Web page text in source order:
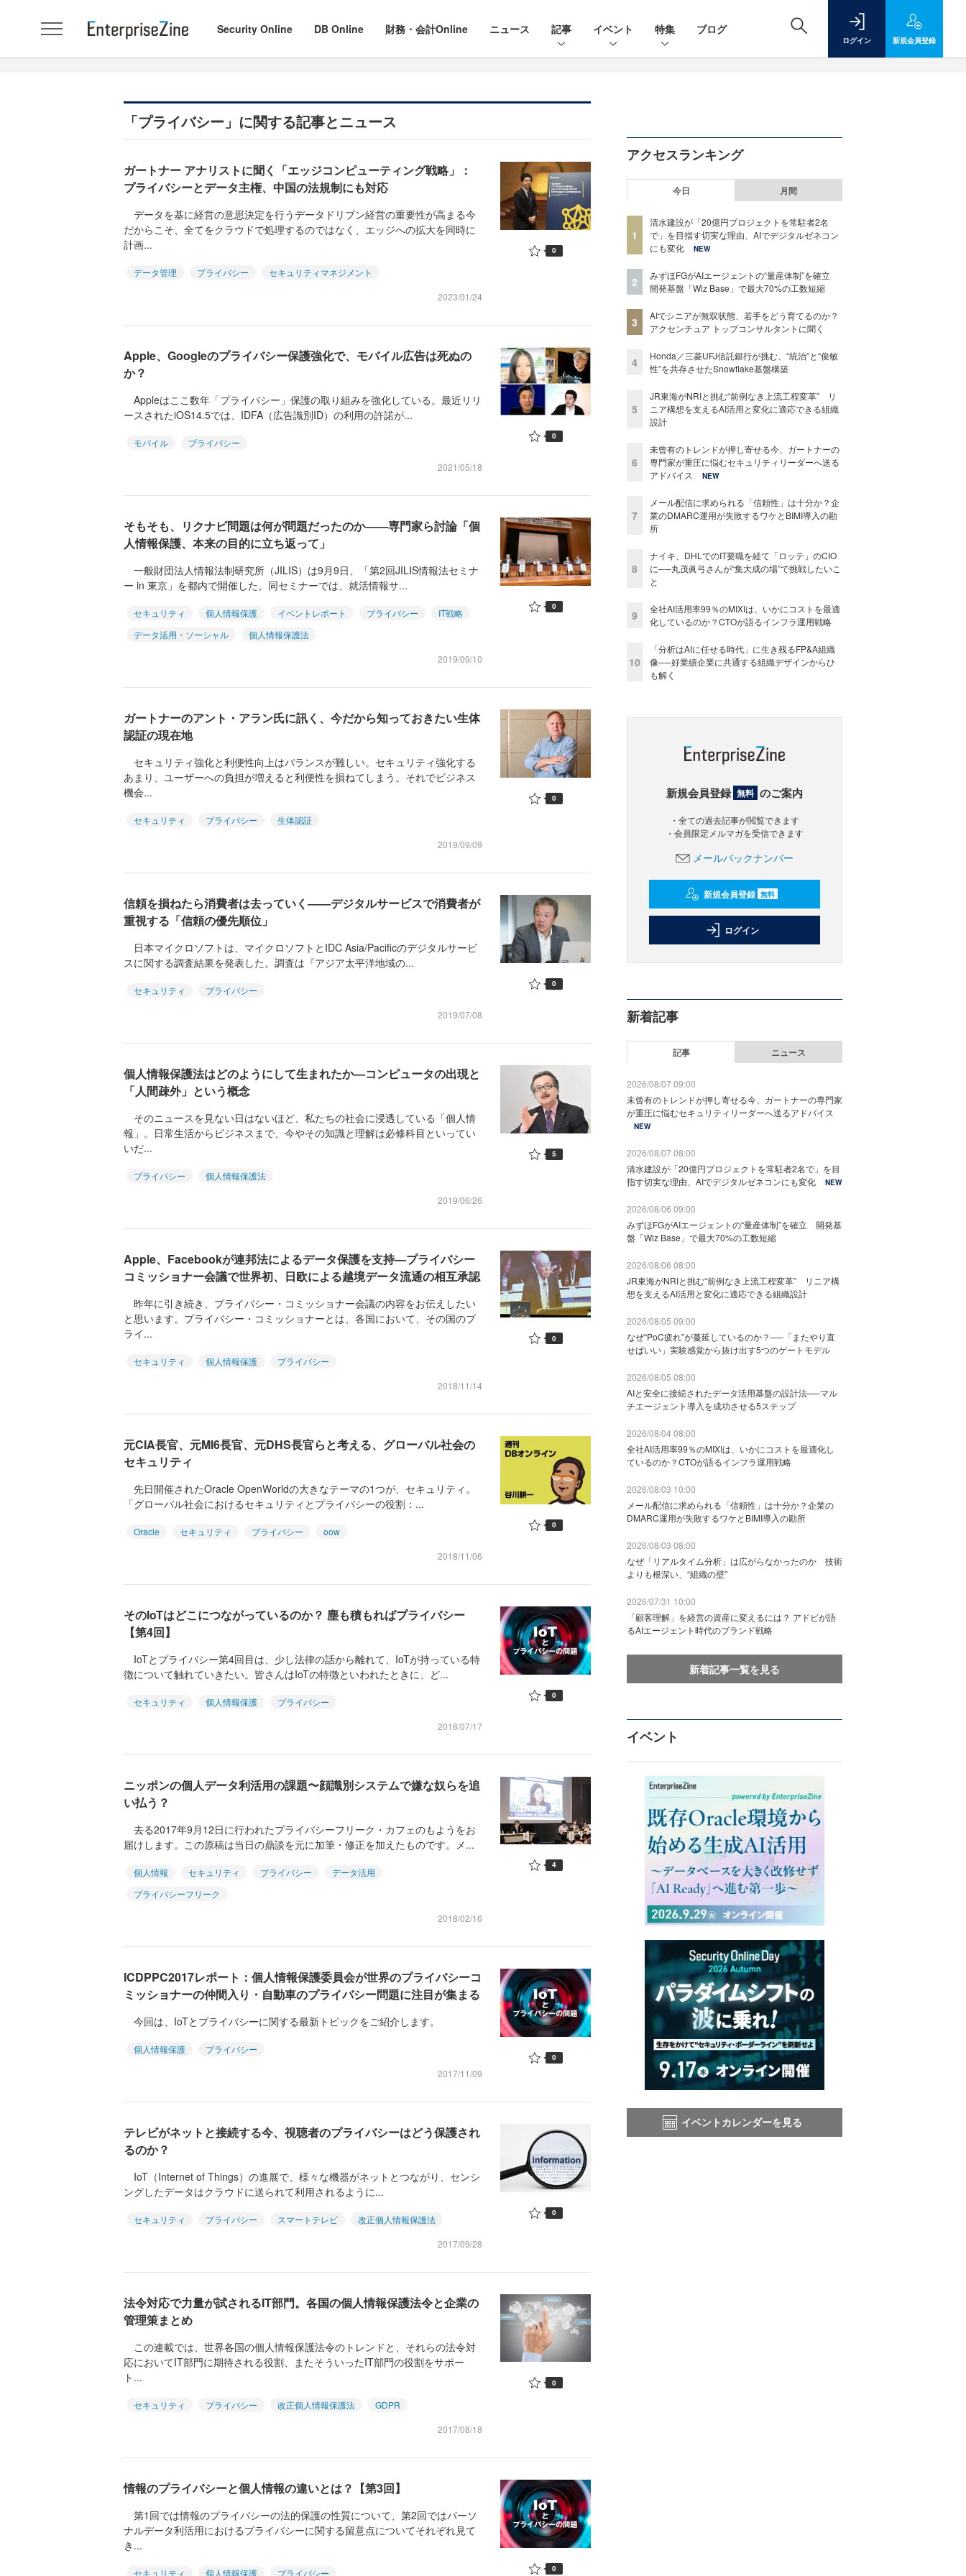
Security Online DB Online 財務・会計Online ニュース 記事 イベント 特集 ブログ
ログイン 新規会員登録
「プライバシー」に関する記事とニュース
ガートナー アナリストに聞く「エッジコンピューティング戦略」：
プライバシーとデータ主権、中国の法規制にも対応
データを基に経営の意思決定を行うデータドリブン経営の重要性が高まる今
だからこそ、全てをクラウドで処理するのではなく、エッジへの拡大を同時に
計画...
データ管理 プライバシー
セキュリティマネジメント
2023/01/24
0
Apple、Googleのプライバシー保護強化で、モバイル広告は死ぬの
か？
Appleはここ数年「プライバシー」保護の取り組みを強化している。最近リリ
ースされたiOS14.5では、IDFA（広告識別ID）の利用の許諾が...
モバイル
プライバシー
2021/05/18
0
そもそも、リクナビ問題は何が問題だったのか――専門家ら討論「個
人情報保護、本来の目的に立ち返って」
一般財団法人情報法制研究所（JILIS）は9月9日、「第2回JILIS情報法セミナ
ー in 東京」を都内で開催した。同セミナーでは、就活情報サ...
セキュリティ 個人情報保護 イベントレポート プライバシー
IT戦略
データ活用・ソーシャル
個人情報保護法
2019/09/10
0
ガートナーのアント・アラン氏に訊く、今だから知っておきたい生体
認証の現在地
セキュリティ強化と利便性向上はバランスが難しい。セキュリティ強化する
あまり、ユーザーへの負担が増えると利便性を損ねてしまう。それでビジネス
機会...
セキュリティ プライバシー
生体認証
2019/09/09
0
信頼を損ねたら消費者は去っていく――デジタルサービスで消費者が
重視する「信頼の優先順位」
日本マイクロソフトは、マイクロソフトとIDC Asia/Pacificのデジタルサービ
スに関する調査結果を発表した。調査は『アジア太平洋地域の...
セキュリティ
プライバシー
2019/07/08
0
個人情報保護法はどのようにして生まれたか―コンピュータの出現と
「人間疎外」という概念
そのニュースを見ない日はないほど、私たちの社会に浸透している「個人情
報」。日常生活からビジネスまで、今やその知識と理解は必修科目といってい
いだ...
プライバシー
個人情報保護法
2019/06/26
5
Apple、Facebookが連邦法によるデータ保護を支持―プライバシー
コミッショナー会議で世界初、日欧による越境データ流通の相互承認
昨年に引き続き、プライバシー・コミッショナー会議の内容をお伝えしたい
と思います。プライバシー・コミッショナーとは、各国において、その国のプ
ライ...
セキュリティ 個人情報保護
プライバシー
2018/11/14
0
元CIA長官、元MI6長官、元DHS長官らと考える、グローバル社会の
セキュリティ
先日開催されたOracle OpenWorldの大きなテーマの1つが、セキュリティ。
「グローバル社会におけるセキュリティとプライバシーの役割：...
Oracle セキュリティ プライバシー
oow
2018/11/06
0
そのIoTはどこにつながっているのか？ 塵も積もればプライバシー
【第4回】
IoTとプライバシー第4回目は、少し法律の話から離れて、IoTが持っている特
徴について触れていきたい。皆さんはIoTの特徴といわれたときに、ど...
セキュリティ 個人情報保護
プライバシー
2018/07/17
0
ニッポンの個人データ利活用の課題〜顔識別システムで嫌な奴らを追
い払う？
去る2017年9月12日に行われたプライバシーフリーク・カフェのもようをお
届けします。この原稿は当日の鼎談を元に加筆・修正を加えたものです。メ...
個人情報 セキュリティ プライバシー
データ活用
プライバシーフリーク
2018/02/16
4
ICDPPC2017レポート：個人情報保護委員会が世界のプライバシーコ
ミッショナーの仲間入り・自動車のプライバシー問題に注目が集まる
今回は、IoTとプライバシーに関する最新トピックをご紹介します。
個人情報保護
プライバシー
2017/11/09
0
テレビがネットと接続する今、視聴者のプライバシーはどう保護され
るのか？
IoT（Internet of Things）の進展で、様々な機器がネットとつながり、センシ
ングしたデータはクラウドに送られて利用されるように...
セキュリティ プライバシー スマートテレビ
改正個人情報保護法
2017/09/28
0
法令対応で力量が試されるIT部門。各国の個人情報保護法令と企業の
管理策まとめ
この連載では、世界各国の個人情報保護法令のトレンドと、それらの法令対
応においてIT部門に期待される役割、またそういったIT部門の役割をサポー
ト...
セキュリティ プライバシー 改正個人情報保護法
GDPR
2017/08/18
0
情報のプライバシーと個人情報の違いとは？【第3回】
第1回では情報のプライバシーの法的保護の性質について、第2回ではパーソ
ナルデータ利活用におけるプライバシーに関する留意点についてそれぞれ見て
き...
セキュリティ 個人情報保護 プライバシー 0
アクセスランキング
今日 月間
1
清水建設が「20億円プロジェクトを常駐者2名
で」を目指す切実な理由、AIでデジタルゼネコン
にも変化
NEW
2
みずほFGがAIエージェントの“量産体制”を確立
開発基盤「Wiz Base」で最大70%の工数短縮
3
AIでシニアが無双状態、若手をどう育てるのか？
アクセンチュア トップコンサルタントに聞く
4
Honda／三菱UFJ信託銀行が挑む、“統治”と“俊敏
性”を共存させたSnowflake基盤構築
5
JR東海がNRIと挑む“前例なき上流工程変革” リ
ニア構想を支えるAI活用と変化に適応できる組織
設計
6
未曾有のトレンドが押し寄せる今、ガートナーの
専門家が重圧に悩むセキュリティリーダーへ送る
アドバイス
NEW
7
メール配信に求められる「信頼性」は十分か？企
業のDMARC運用が失敗するワケとBIMI導入の勘
所
8
ナイキ、DHLでのIT要職を経て「ロッテ」のCIO
に──丸茂眞弓さんが“集大成の場”で挑戦したいこ
と
9
全社AI活用率99％のMIXIは、いかにコストを最適
化しているのか？CTOが語るインフラ運用戦略
10
「分析はAIに任せる時代」に生き残るFP&A組織
像──好業績企業に共通する組織デザインからひ
も解く
新規会員登録 無料 のご案内
・全ての過去記事が閲覧できます
・会員限定メルマガを受信できます
メールバックナンバー
新規会員登録 無料
ログイン
新着記事
記事 ニュース
2026/08/07 09:00
未曾有のトレンドが押し寄せる今、ガートナーの専門家
が重圧に悩むセキュリティリーダーへ送るアドバイス
NEW
2026/08/07 08:00
清水建設が「20億円プロジェクトを常駐者2名で」を目
指す切実な理由、AIでデジタルゼネコンにも変化
NEW
2026/08/06 09:00
みずほFGがAIエージェントの“量産体制”を確立 開発基
盤「Wiz Base」で最大70%の工数短縮
2026/08/06 08:00
JR東海がNRIと挑む“前例なき上流工程変革” リニア構
想を支えるAI活用と変化に適応できる組織設計
2026/08/05 09:00
なぜ“PoC疲れ”が蔓延しているのか？──「またやり直
せばいい」実験感覚から抜け出す5つのゲートモデル
2026/08/05 08:00
AIと安全に接続されたデータ活用基盤の設計法──マル
チエージェント導入を成功させる5ステップ
2026/08/04 08:00
全社AI活用率99％のMIXIは、いかにコストを最適化し
ているのか？CTOが語るインフラ運用戦略
2026/08/03 10:00
メール配信に求められる「信頼性」は十分か？企業の
DMARC運用が失敗するワケとBIMI導入の勘所
2026/08/03 08:00
なぜ「リアルタイム分析」は広がらなかったのか 技術
よりも根深い、“組織の壁”
2026/07/31 10:00
「顧客理解」を経営の資産に変えるには？ アドビが語
るAIエージェント時代のブランド戦略
新着記事一覧を見る
イベント
イベントカレンダーを見る